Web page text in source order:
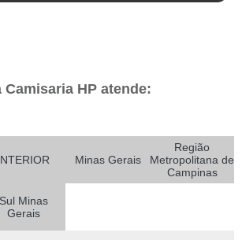
Camisaria HP atende:
Minas Gerais
Região
Metropolitana de
Campinas
Sul Minas
Gerais